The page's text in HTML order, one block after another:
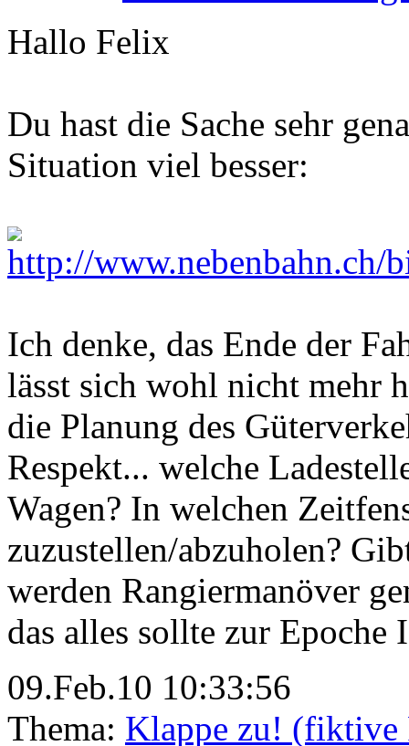
Hallo Felix
Du hast die Sache sehr
Situation viel besser:
Ich denke, das Ende der
lässt sich wohl nicht mehr
die Planung des
Respekt... welche
Wagen? In welchen
zuzustellen/abzuholen?
werden Rangiermanöver
das alles sollte zur Epoche
09.Feb.10 10:33:56
Thema: Klappe zu! (fiktive